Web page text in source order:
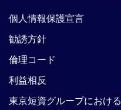
個人情報保護宣言
勧誘方針
倫理コード
利益相反
東京短資グループにおける